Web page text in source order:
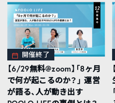
開催終了
【6/29無料@zoom】「8ヶ月
で何が起こるのか？」 運営
が語る、人が動き出す